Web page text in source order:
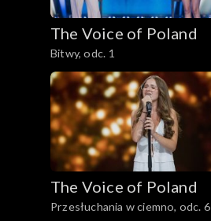
The Voice of Poland
Bitwy, odc. 1
The Voice of Poland
Przesłuchania w ciemno, odc. 6